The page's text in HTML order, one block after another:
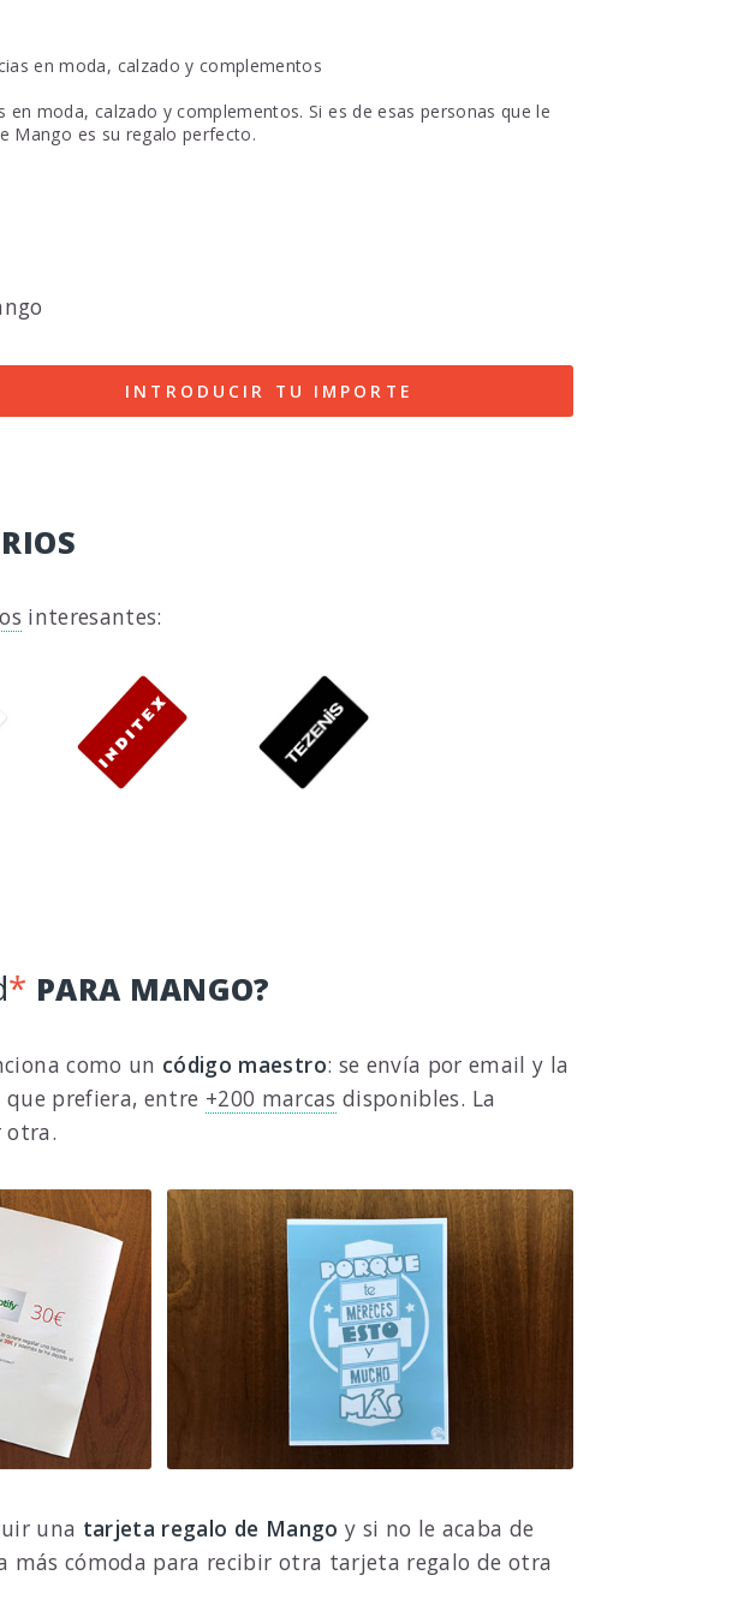
en moda, calzado y complementos
en moda, calzado y complementos. Si es de esas personas que le
Mango es su regalo perfecto.
INTRODUCIR TU IMPORTE
interesantes:
* PARA MANGO?
como un código maestro: se envía por email y la
prefiera, entre +200 marcas disponibles. La
otra.
una tarjeta regalo de Mango y si no le acaba de
más cómoda para recibir otra tarjeta regalo de otra